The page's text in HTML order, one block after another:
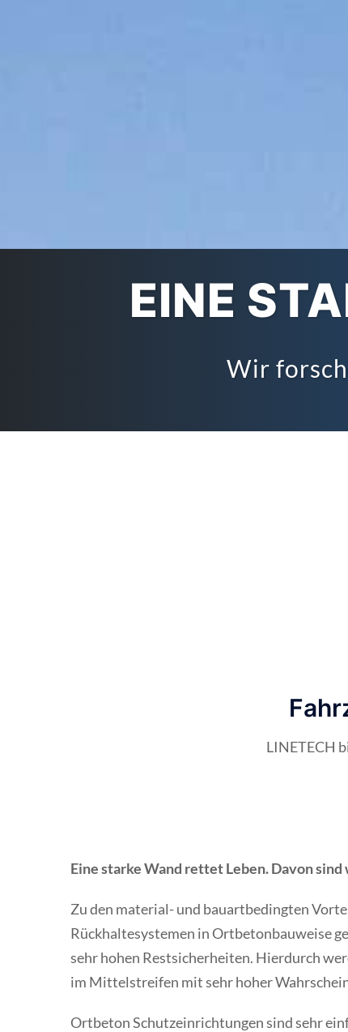
EINE
Wir
LINETECH
Eine starke Wand rettet Leben. Davon
Zu den material- und bauartbedingten
Rückhaltesystemen in Ortbetonbauweise
sehr hohen Restsicher­heiten. Hierdurch
im Mittel­streifen mit sehr hoher
Ortbeton Schutz­ein­richtungen sind sehr